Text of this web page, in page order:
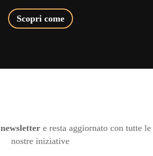
Scopri come
newsletter e resta aggiornato con tutte le
nostre iniziative